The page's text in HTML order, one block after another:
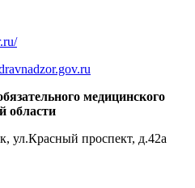
медицинского
области
ул.Красный проспект, д.42а